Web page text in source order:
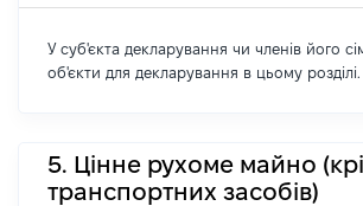
У суб'єкта декларування чи членів його
об'єкти для декларування в цьому розділі.
5. Цінне рухоме майно
транспортних засобів)